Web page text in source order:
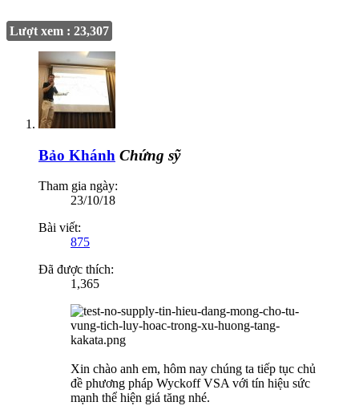
Lượt xem : 23,307
Bảo Khánh Chứng sỹ
Tham gia ngày:
23/10/18
Bài viết:
875
Đã được thích:
1,365
Xin chào anh em, hôm nay chúng ta tiếp tục chủ
đề phương pháp Wyckoff VSA với tín hiệu sức
mạnh thể hiện giá tăng nhé.